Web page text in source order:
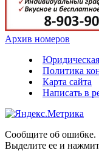
Архив номеров
Политика
Карта сайта
Написать в
Сообщите об ошибке.
Выделите ее и